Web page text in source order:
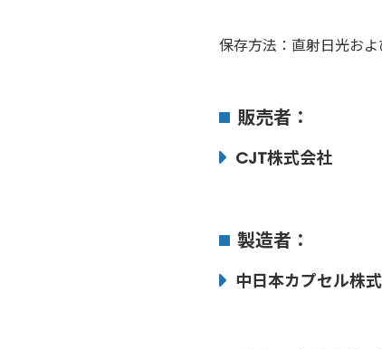
保存方法：直射日光お
販売者：
CJT株式会社
製造者：
中日本カプセル